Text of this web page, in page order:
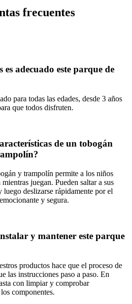
frecuentes
es adecuado este parque de
para todas las edades, desde 3 años
que todos disfruten.
de un tobogán
y trampolín permite a los niños
juegan. Pueden saltar a sus
luego deslizarse rápidamente por el
y segura.
y mantener este parque
productos hace que el proceso de
las instrucciones paso a paso. En
con limpiar y comprobar
componentes.